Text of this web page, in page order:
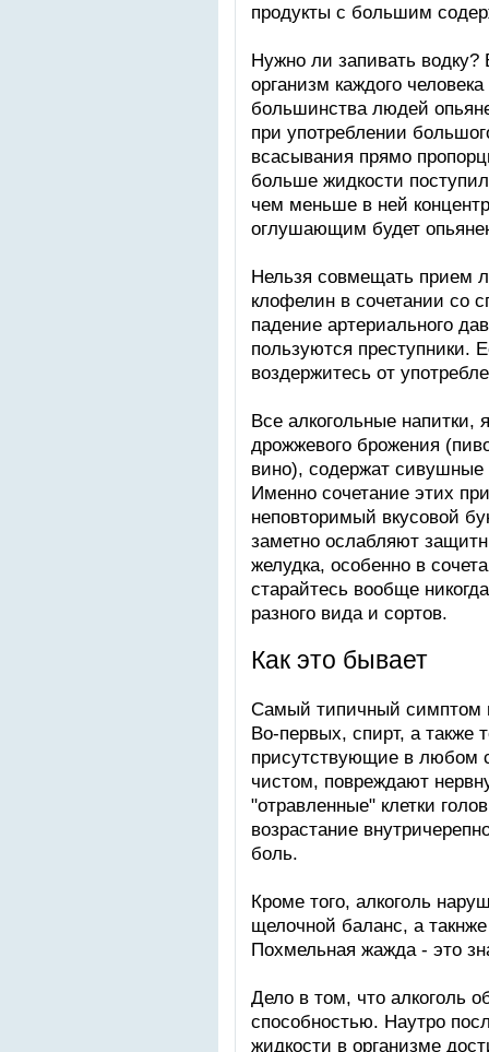
продукты с большим
Нужно ли запивать водку?
организм каждого
большинства людей
при употреблении
всасывания прямо
больше жидкости
чем меньше в ней
оглушающим будет
Нельзя совмещать прием
клофелин в сочетании со
падение артериального
пользуются преступники.
воздержитесь от
Все алкогольные
дрожжевого брожения
вино), содержат
Именно сочетание этих
неповторимый вкусовой
заметно ослабляют
желудка, особенно в
старайтесь вообще
разного вида и сортов.
Как это бывает
Самый типичный симптом
Во-первых, спирт, а также
присутствующие в любом
чистом, повреждают
"отравленные" клетки
возрастание
боль.
Кроме того, алкоголь
щелочной баланс, а
Похмельная жажда - это
Дело в том, что алкоголь
способностью. Наутро
жидкости в организме